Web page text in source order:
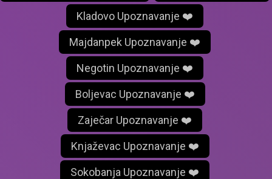
Kladovo Upoznavanje ❤️
Majdanpek Upoznavanje ❤️
Negotin Upoznavanje ❤️
Boljevac Upoznavanje ❤️
Zaječar Upoznavanje ❤️
Knjaževac Upoznavanje ❤️
Sokobanja Upoznavanje ❤️